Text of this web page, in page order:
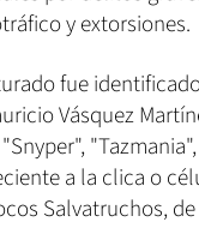
y extorsiones.
fue
Vásquez
a la clica o
Salvatruchos, de